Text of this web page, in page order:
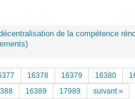
de la compétence
16378 16379 16380
16389 17989 suivant »